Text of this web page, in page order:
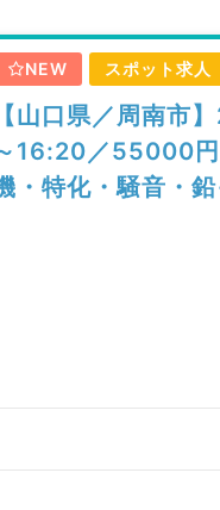
NEW スポット求人
【山口県／周南
16:20／55000
・特化・騒音・